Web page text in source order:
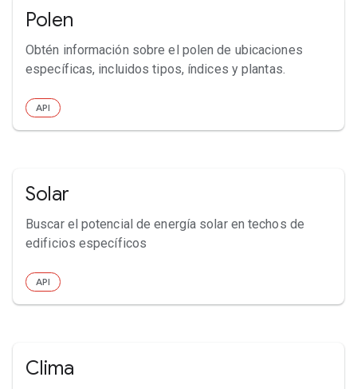
Polen
Obtén información sobre el polen de ubicaciones
específicas, incluidos tipos, índices y plantas.
API
Solar
Buscar el potencial de energía solar en techos de
edificios específicos
API
Clima